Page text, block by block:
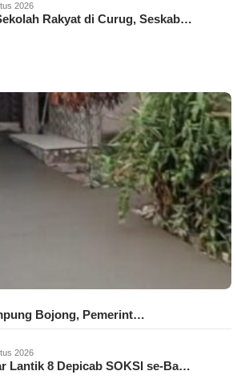
2026
Rakyat di Curug, Seskab…
Bojong, Pemerint…
2026
Lantik 8 Depicab SOKSI se-Ba…